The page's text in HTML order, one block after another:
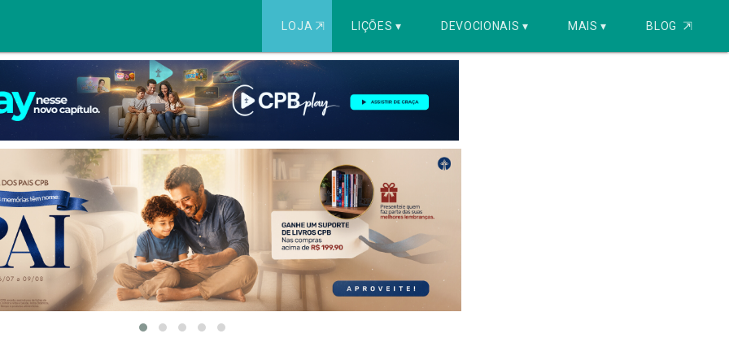
LOJA ⇱ LIÇÕES ▾ DEVOCIONAIS ▾ MAIS ▾ BLOG ⇱